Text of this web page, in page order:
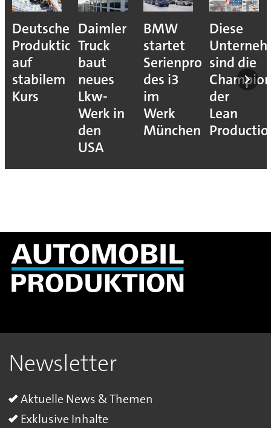
Deutsche
Produktion
auf
stabilem
Kurs
Daimler
Truck
baut
neues
Lkw-
Werk in
den
USA
BMW
startet
Serienproduktion
des i3
im
Werk
München
Diese
sind die
der
Lean
Newsletter
Aktuelle News & Themen
Exklusive Inhalte